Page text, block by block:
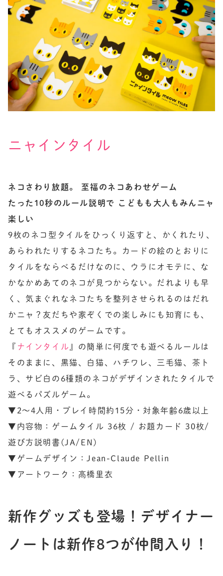
ニャインタイル
ネコさわり放題。 至福のネコあわせゲーム
たった10秒のルール説明で こどもも大人もみんニャ
楽しい
9枚のネコ型タイルをひっくり返すと、かくれたり、
あらわれたりするネコたち。カードの絵のとおりに
タイルをならべるだけなのに、ウラにオモテに、な
かなかめあてのネコが見つからない。だれよりも早
く、気まぐれなネコたちを整列させられるのはだれ
かニャ？友だちや家ぞくでの楽しみにも知育にも、
とてもオススメのゲームです。
『 ナインタイル 』の簡単に何度でも遊べるルールは
そのままに、黒猫、白猫、ハチワレ、三毛猫、茶ト
ラ、サビ白の6種類のネコがデザインされたタイルで
遊べるパズルゲーム。
▼2〜4人用・プレイ時間約15分・対象年齢6歳以上
▼内容物：ゲームタイル 36枚 / お題カード 30枚/
遊び方説明書(JA/EN)
▼ゲームデザイン：Jean-Claude Pellin
▼アートワーク：高橋里衣
新作グッズも登場！デザイナー
ノートは新作8つが仲間入り！